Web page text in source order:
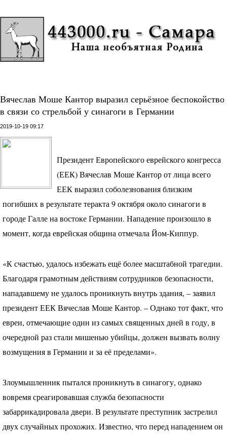
Вячеслав Моше Кантор выразил серьёзное беспокойство
в связи со стрельбой у синагоги в Германии
2019-10-19 09:17
Президент Европейского еврейского конгресса
(ЕЕК) Вячеслав Моше Кантор от лица всего
ЕЕКвыразил соболезнования близким
погибших в результате теракта 9 октября около синагоги в
городе Галле на востоке Германии. Нападение произошло в
момент, когда еврейская община отмечала Йом-Киппур.
«К счастью, удалось избежать ещё более масштабной трагедии.
Благодаря грамотным действиям сотрудников безопасности,
нападавшему не удалось проникнуть внутрь здания, – заявил
президентЕЕКВячеслав Моше Кантор. – Однако тот факт, что
евреи, отмечающие один из самых священных дней в году, в
очередной раз стали мишенью убийцы, должен вызвать волну
возмущения в Германии и за её пределами».
Злоумышленник пытался проникнуть в синагогу, однако
вовремя среагировавшая служба безопасности
забаррикадировала двери. В результате преступник застрелил
двух случайных прохожих. Известно, что перед нападением он